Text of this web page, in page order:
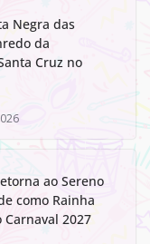
Negra das
da
Cruz no
ao Sereno
como Rainha
Carnaval 2027